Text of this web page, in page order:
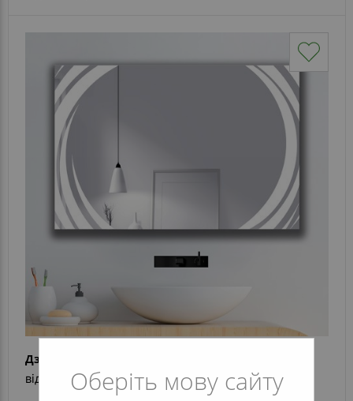
Оберіть мову сайту
Дзеркало Alba
від 8 022 грн